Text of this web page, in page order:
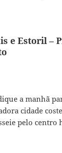
e Estoril –
a manhã
cidade
pelo centro